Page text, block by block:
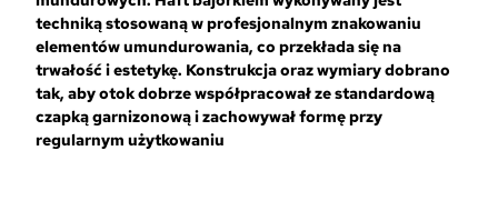
techniką stosowaną w profesjonalnym znakowaniu
elementów umundurowania, co przekłada się na
trwałość i estetykę. Konstrukcja oraz wymiary dobrano
tak, aby otok dobrze współpracował ze standardową
czapką garnizonową i zachowywał formę przy
regularnym użytkowaniu